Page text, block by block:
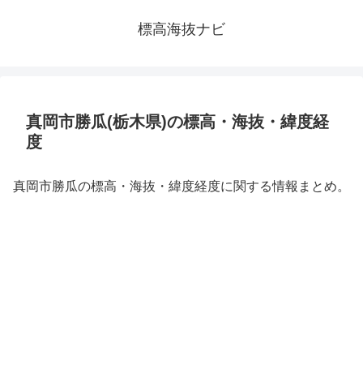
標高海抜ナビ
真岡市勝瓜(栃木県)の標高・海抜・緯度経
度
真岡市勝瓜の標高・海抜・緯度経度に関する情報まとめ。